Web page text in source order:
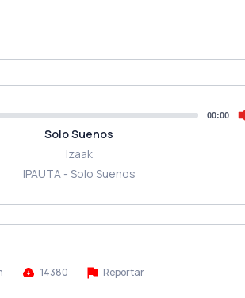
00:00
Solo Suenos
Izaak
IPAUTA - Solo Suenos
14380 Reportar